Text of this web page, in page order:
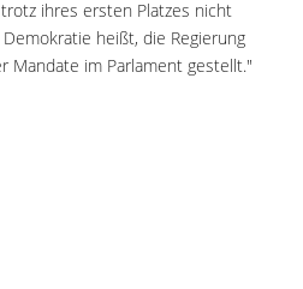
ihres ersten Platzes nicht
heißt, die Regierung
Mandate im Parlament gestellt."